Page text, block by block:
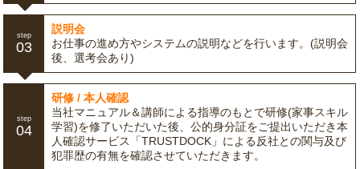
step
03
説明会
お仕事の進め方やシステムの説明などを行います。(説明会
後、選考会あり)
step
04
研修 / 本人確認
当社マニュアル＆講師による指導のもとで研修(家事スキル
学習)を修了いただいた後、公的身分証をご提出いただき本
人確認サービス「TRUSTDOCK」による反社との関与及び
犯罪歴の有無を確認させていただきます。